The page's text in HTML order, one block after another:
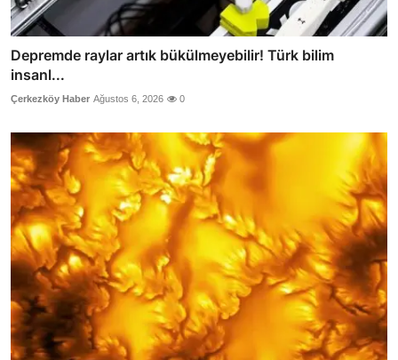
Depremde raylar artık bükülmeyebilir! Türk bilim
insanl...
Çerkezköy Haber Ağustos 6, 2026 0